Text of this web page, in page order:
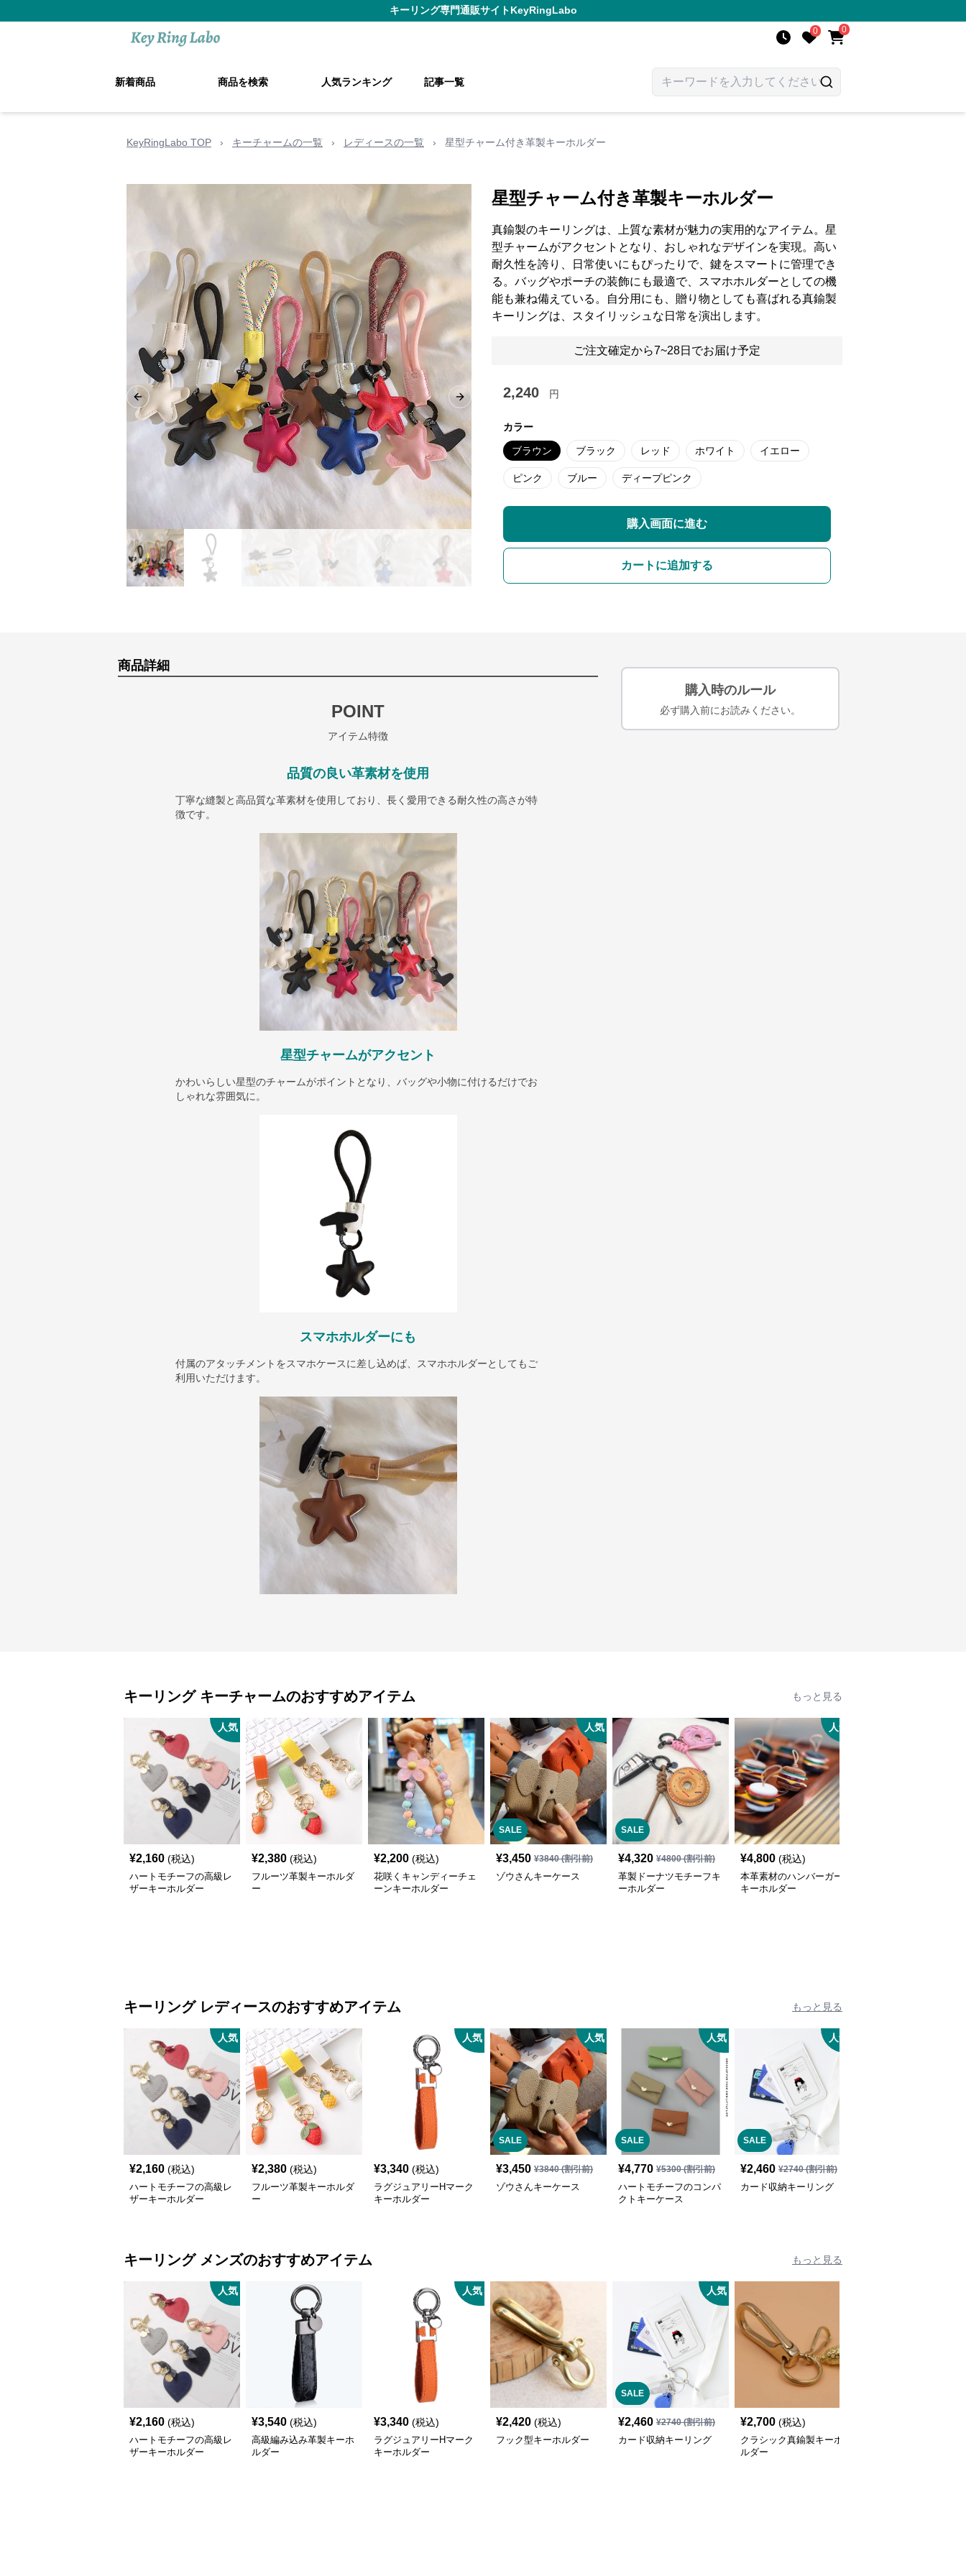
キーリング専門通販サイトKeyRingLabo
0 0
新着商品 商品を検索 人気ランキング 記事一覧
KeyRingLabo TOP › キーチャームの一覧 › レディースの一覧 › 星型チャーム付き革製キーホルダー
Previous slide Next slide
星型チャーム付き革製キーホルダー
真鍮製のキーリングは、上質な素材が魅力の実用的なアイテム。星
型チャームがアクセントとなり、おしゃれなデザインを実現。高い
耐久性を誇り、日常使いにもぴったりで、鍵をスマートに管理でき
る。バッグやポーチの装飾にも最適で、スマホホルダーとしての機
能も兼ね備えている。自分用にも、贈り物としても喜ばれる真鍮製
キーリングは、スタイリッシュな日常を演出します。
ご注文確定から7~28日でお届け予定
2,240 円
カラー
ブラウン ブラック レッド ホワイト イエロー
ピンク ブルー ディープピンク
購入画面に進む
カートに追加する
商品詳細
POINT
アイテム特徴
品質の良い革素材を使用
丁寧な縫製と高品質な革素材を使用しており、長く愛用できる耐久性の高さが特
徴です。
星型チャームがアクセント
かわいらしい星型のチャームがポイントとなり、バッグや小物に付けるだけでお
しゃれな雰囲気に。
スマホホルダーにも
付属のアタッチメントをスマホケースに差し込めば、スマホホルダーとしてもご
利用いただけます。
購入時のルール
必ず購入前にお読みください。
キーリング キーチャームのおすすめアイテム もっと見る
人気
¥2,160 (税込)
ハートモチーフの高級レ
ザーキーホルダー
¥2,380 (税込)
フルーツ革製キーホルダ
ー
¥2,200 (税込)
花咲くキャンディーチェ
ーンキーホルダー
SALE
人気
¥3,450 ¥3840(割引前)
ゾウさんキーケース
SALE
¥4,320 ¥4800(割引前)
革製ドーナツモチーフキ
ーホルダー
人気
¥4,800 (税込)
本革素材のハンバーガー
キーホルダー
キーリング レディースのおすすめアイテム もっと見る
人気
¥2,160 (税込)
ハートモチーフの高級レ
ザーキーホルダー
¥2,380 (税込)
フルーツ革製キーホルダ
ー
人気
¥3,340 (税込)
ラグジュアリーHマーク
キーホルダー
SALE
人気
¥3,450 ¥3840(割引前)
ゾウさんキーケース
SALE
人気
¥4,770 ¥5300(割引前)
ハートモチーフのコンパ
クトキーケース
SALE
人気
¥2,460 ¥2740(割引前)
カード収納キーリング
キーリング メンズのおすすめアイテム もっと見る
人気
¥2,160 (税込)
ハートモチーフの高級レ
ザーキーホルダー
¥3,540 (税込)
高級編み込み革製キーホ
ルダー
人気
¥3,340 (税込)
ラグジュアリーHマーク
キーホルダー
¥2,420 (税込)
フック型キーホルダー
SALE
人気
¥2,460 ¥2740(割引前)
カード収納キーリング
¥2,700 (税込)
クラシック真鍮製キーホ
ルダー